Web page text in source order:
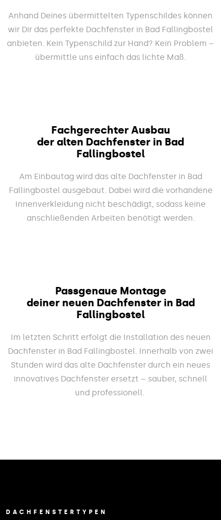
Anhand Deines übermittelten Typenschildes können
wir Dir das perfekte Dachfenster in Bad Fallingbostel
anbieten. Kein Typenschild zur Hand? Kein Problem –
übermittle uns einfach das lichte Maß.
Fachgerechter Ausbau
der alten Dachfenster in Bad
Fallingbostel
Am Einbautag wird das alte Dachfenster in Bad
Fallingbostel ausgebaut. Dabei wird die vorhandene
Innenverkleidung nicht beschädigt, sodass keine
anschließenden Arbeiten benötigt werden.
Passgenaue Montage
deiner neuen Dachfenster in Bad
Fallingbostel
Im letzten Schritt erfolgt die Installation des neuen
Dachfenster in Bad Fallingbostel. Innerhalb von zwei
Stunden wird das alte Dachfenster durch ein neues
innovatives Dachfenster ersetzt – sauber, schnell
und professionell.
DACHFENSTERTYPEN